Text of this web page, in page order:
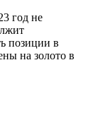
год не
позиции в
на золото в